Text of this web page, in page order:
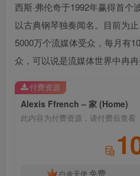
西斯·弗伦奇于1992年赢得首个
以古典钢琴独奏闻名。目前为
5000万个流媒体受众，每月有
众，可以说是流媒体世界中冉冉
Alexis Ffrench – 家 (Home)
此内容为付费资源，请付费后查看
白金天使 免费
付费资源